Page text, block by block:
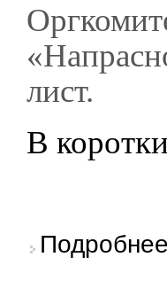
лист.
В
Подробнее